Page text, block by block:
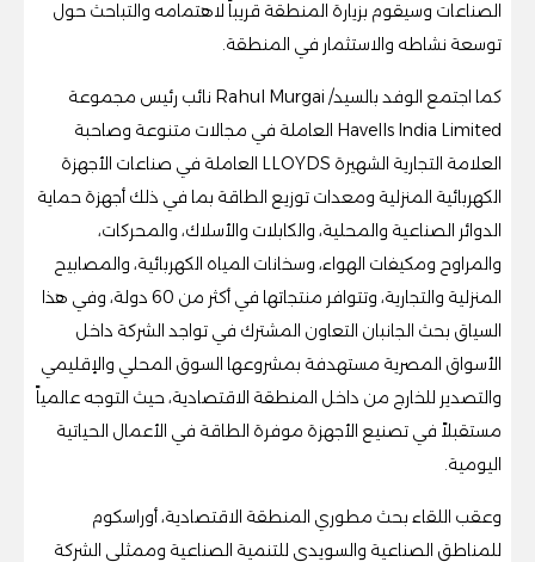
الصناعات وسيقوم بزيارة المنطقة قريباً لاهتمامه والتباحث حول
توسعة نشاطه والاستثمار في المنطقة.
كما اجتمع الوفد بالسيد/ Rahul Murgai نائب رئيس مجموعة
Havells India Limited العاملة في مجالات متنوعة وصاحبة
العلامة التجارية الشهيرة LLOYDS العاملة في صناعات الأجهزة
الكهربائية المنزلية ومعدات توزيع الطاقة بما في ذلك أجهزة حماية
الدوائر الصناعية والمحلية، والكابلات والأسلاك، والمحركات،
والمراوح ومكيفات الهواء، وسخانات المياه الكهربائية، والمصابيح
المنزلية والتجارية، وتتوافر منتجاتها في أكثر من 60 دولة، وفي هذا
السياق بحث الجانبان التعاون المشترك في تواجد الشركة داخل
الأسواق المصرية مستهدفة بمشروعها السوق المحلي والإقليمي
والتصدير للخارج من داخل المنطقة الاقتصادية، حيث التوجه عالمياً
مستقبلاً في تصنيع الأجهزة موفرة الطاقة في الأعمال الحياتية
اليومية.
وعقب اللقاء بحث مطوري المنطقة الاقتصادية، أوراسكوم
للمناطق الصناعية والسويدي للتنمية الصناعية وممثلي الشركة